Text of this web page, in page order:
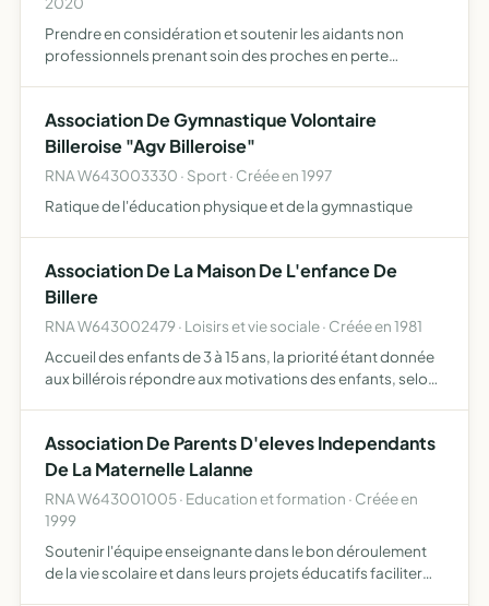
Prendre en considération et soutenir les aidants non
professionnels prenant soin des proches en perte
mission (jardi…
Association De Gymnastique Volontaire
Billeroise "Agv Billeroise"
RNA W643003330 · Sport · Créée en 1997
Ratique de l'éducation physique et de la gymnastique
Association De La Maison De L'enfance De
Billere
RNA W643002479 · Loisirs et vie sociale · Créée en 1981
Accueil des enfants de 3 à 15 ans, la priorité étant donnée
aux billérois répondre aux motivations des enfants, selon
Association De Parents D'eleves Independants
De La Maternelle Lalanne
RNA W643001005 · Education et formation · Créée en
1999
Soutenir l'équipe enseignante dans le bon déroulement
de la vie scolaire et dans leurs projets éducatifs faciliter